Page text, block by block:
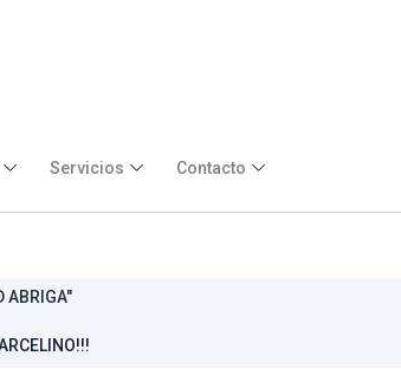
Servicios Contacto
EN LA VILLA MARISTA